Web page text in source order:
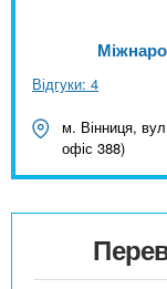
Відгуки: 4
м. Вінниця,
офіс 388)